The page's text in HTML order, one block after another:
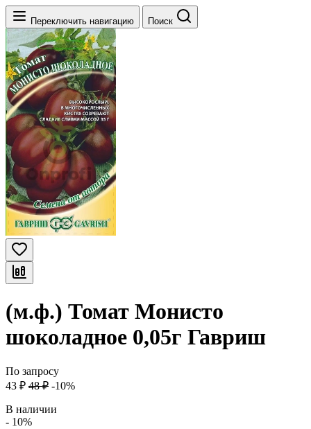
Переключить навигацию Поиск
(м.ф.) Томат Монисто
шоколадное 0,05г Гавриш
По запросу
43 ₽ 48 ₽ -10%
В наличии
- 10%